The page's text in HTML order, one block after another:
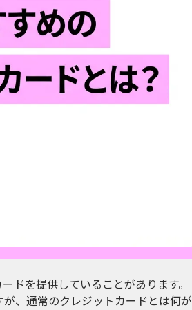
ドを提供していることがあります
、通常のクレジットカードとは何